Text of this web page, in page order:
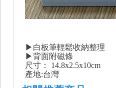
▶白板筆輕鬆收納整理
▶背面附磁條
尺寸： 14.8x2.5x10cm
產地:台灣